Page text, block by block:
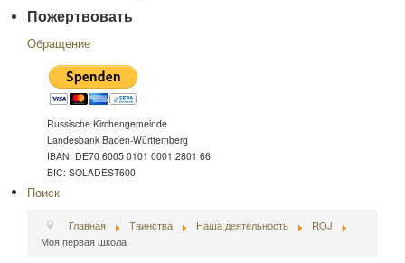
Пожертвовать
Обращение
Russische Kirchengemeinde
Landesbank Baden-Württemberg
IBAN: DE70 6005 0101 0001 2801 66
BIC: SOLADEST600
Поиск
Главная Таинства Наша деятельность
ROJ
Моя первая школа